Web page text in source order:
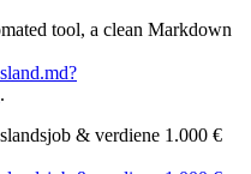
tool, a clean Markdown
.
& verdiene 1.000 €